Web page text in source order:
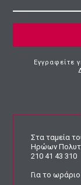
Εγγραφείτε
Στα ταμεία
Ηρώων
210 41 43 310
Για το